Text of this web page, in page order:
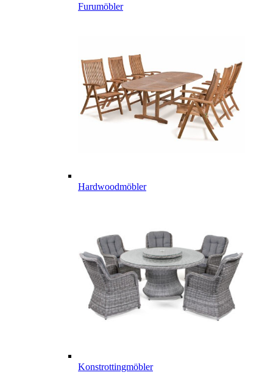
Furumöbler
Hardwoodmöbler
Konstrottingmöbler